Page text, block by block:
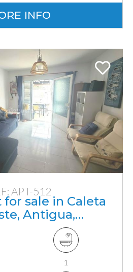
INFO
APT-512
sale in Caleta
Antigua,
Canarias
1